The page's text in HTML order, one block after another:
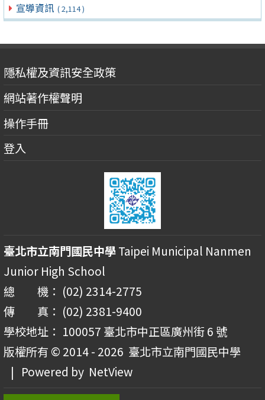
宣導資訊 ( 2,114 )
隱私權及資訊安全政策
網站著作權聲明
操作手冊
登入
臺北市立南門國民中學Taipei Municipal Nanmen
Junior High School
總 機： (02) 2314-2775
傳 真： (02) 2381-9400
學校地址： 100057 臺北市中正區廣州街 6 號
版權所有 © 2014 - 2026 臺北市立南門國民中學
| Powered by NetView